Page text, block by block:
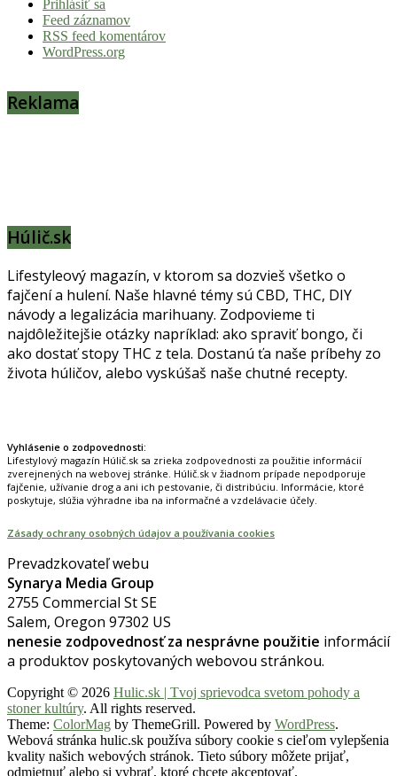
Prihlásiť sa
Feed záznamov
RSS feed komentárov
WordPress.org
Reklama
Húlič.sk
Lifestyleový magazín, v ktorom sa dozvieš všetko o
fajčení a hulení. Naše hlavné témy sú CBD, THC, DIY
návody a legalizácia marihuany. Zodpovieme ti
najdôležitejšie otázky napríklad: ako spraviť bongo, či
ako dostať stopy THC z tela. Dostanú ťa naše príbehy zo
života húličov, alebo vyskúšaš naše chutné recepty.
Vyhlásenie o zodpovednosti:
Lifestylový magazín Húlič.sk sa zrieka zodpovednosti za použitie informácií
zverejnených na webovej stránke. Húlič.sk v žiadnom prípade nepodporuje
fajčenie, užívanie drog a ani ich pestovanie, či distribúciu. Informácie, ktoré
poskytuje, slúžia výhradne iba na informačné a vzdelávacie účely.
Zásady ochrany osobných údajov a používania cookies
Prevadzkovateľ webu
Synarya Media Group
2755 Commercial St SE
Salem, Oregon 97302 US
nenesie zodpovednosť za nesprávne použitie informácií
a produktov poskytovaných webovou stránkou.
Copyright © 2026 Hulic.sk | Tvoj sprievodca svetom pohody a
stoner kultúry. All rights reserved.
Theme: ColorMag by ThemeGrill. Powered by WordPress.
Webová stránka hulic.sk používa súbory cookie s cieľom vylepšenia
kvality našich webových stránok. Tieto súbory môžete prijať,
odmietnuť alebo si vybrať, ktoré chcete akceptovať.